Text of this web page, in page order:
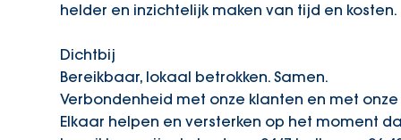
helder en inzichtelijk maken van tijd en kosten.
Dichtbij
Bereikbaar, lokaal betrokken. Samen.
Verbondenheid met onze klanten en met
Elkaar helpen en versterken op het moment